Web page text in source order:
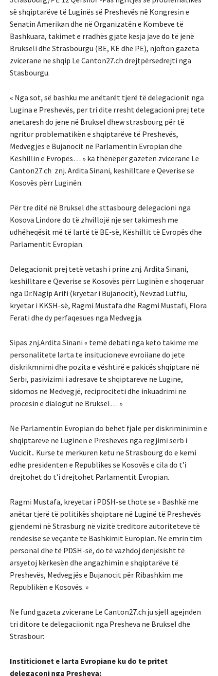
së shqiptarëve të Luginës së Preshevës në Kongresin e
Senatin Amerikan dhe në Organizatën e Kombeve të
Bashkuara, takimet e rradhës gjate kesja jave do të jenë
Brukseli dhe Strasbourgu (BE, KE dhe PE), njofton gazeta
zvicerane ne shqip Le Canton27.ch drejtpërsedrejti nga
Stasbourgu.
« Nga sot, së bashku me anëtarët tjerë të delegacionit nga
Lugina e Preshevës, per tri dite rresht delegacioni prej tete
anetaresh do jene në Bruksel dhew strasbourg për të
ngritur problematikën e shqiptarëve të Preshevës,
Medvegjës e Bujanocit në Parlamentin Evropian dhe
Këshillin e Evropës… » ka thënëpër gazeten zvicerane Le
Canton27.ch znj. Ardita Sinani, keshilltare e Qeverise se
Kosovës përr Luginën.
Për tre ditë në Bruksel dhe sttasbourg delegacioni nga
Kosova Lindore do të zhvillojë nje ser takimesh me
udhëheqësit më të lartë të BE-së, Këshillit të Evropës dhe
Parlamentit Evropian.
Delegacionit prej tetë vetash i prine znj. Ardita Sinani,
keshilltare e Qeverise se Kosovës përr Luginën e shoqeruar
nga Dr.Nagip Arifi (kryetar i Bujanocit), Nevzad Lutfiu,
kryetar i KKSH-së, Ragmi Mustafa dhe Ragmi Mustafi, Flora
Ferati dhe dy perfaqesues nga Medvegja.
Sipas znj.Ardita Sinani « temë debati nga keto takime me
personalitete larta te insitucioneve evroiiane do jete
diskrikmnimi dhe pozita e vështirë e pakicës shqiptare në
Serbi, pasivizimi i adresave te shqiptareve ne Lugine,
sidomos ne Medvegjë, reciprociteti dhe inkuadrimi ne
procesin e dialogut ne Bruksel… »
Ne Parlamentin Evropian do behet fjale per diskriminimin e
shqiptareve ne Luginen e Presheves nga regjimi serb i
Vucicit.. Kurse te merkuren ketu ne Strasbourg do e kemi
edhe presidenten e Republikes se Kosovës e cila do t’i
drejtohet do t’i drejtohet Parlamentit Evropian.
Ragmi Mustafa, kreyetar i PDSH-se thote se « Bashkë me
anëtar tjerë të politikës shqiptare në Luginë të Preshevës
gjendemi në Strasburg në vizitë treditore autoriteteve të
rëndësisë së veçantë të Bashkimit Europian. Në emrin tim
personal dhe të PDSH-së, do të vazhdoj denjësisht të
arsyetoj kërkesën dhe angazhimin e shqiptarëve të
Preshevës, Medvegjës e Bujanocit për Ribashkim me
Republikën e Kosovës. »
Ne fund gazeta zvicerane Le Canton27.ch ju sjell agejnden
tri ditore te delegaciionit nga Presheva ne Bruksel dhe
Strasbour:
Institicionet e larta Evropiane ku do te pritet
delegaconi nga Presheva: